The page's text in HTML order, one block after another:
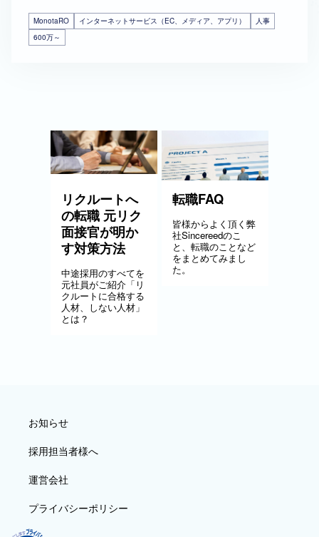
MonotaRO インターネットサービス（EC、メディア、アプリ）
人事
600万～
リクルートへ
の転職 元リク
面接官が明か
す対策方法
中途採用のすべてを
元社員がご紹介「リ
クルートに合格する
人材、しない人材」
とは？
転職FAQ
皆様からよく頂く弊
社Sincereedのこ
と、転職のことなど
をまとめてみまし
た。
お知らせ
採用担当者様へ
運営会社
プライバシーポリシー